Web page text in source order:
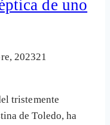
de uno
202321
tristemente
de Toledo, ha